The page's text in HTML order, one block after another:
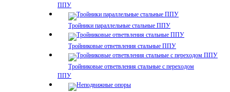
ППУ
Тройники параллельные стальные ППУ
Тройниковые ответвления стальные ППУ
Тройниковые ответвления стальные с переходом
ППУ